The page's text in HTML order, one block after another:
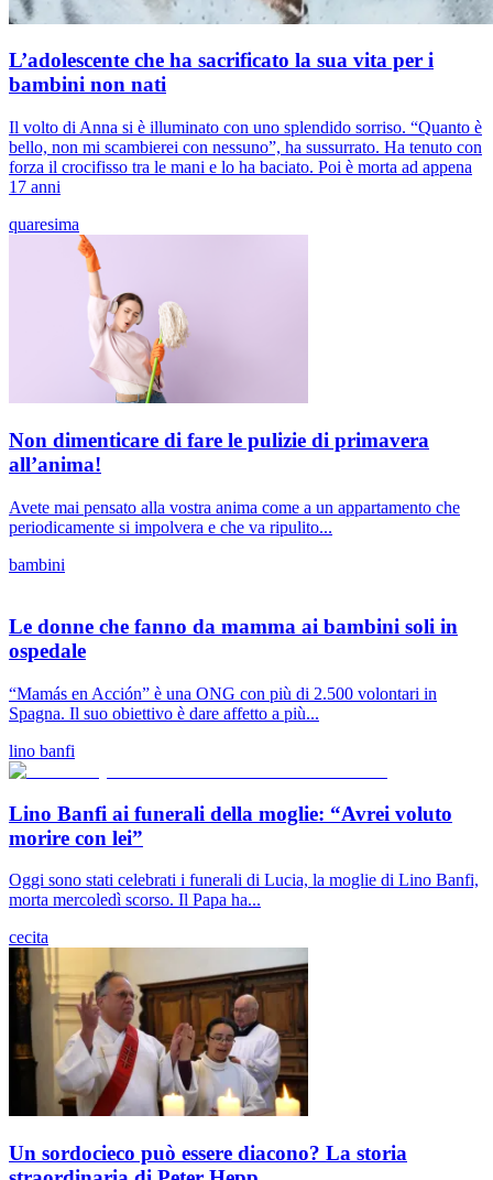
L’adolescente che ha sacrificato la sua vita per i
bambini non nati
Il volto di Anna si è illuminato con uno splendido sorriso. “Quanto è
bello, non mi scambierei con nessuno”, ha sussurrato. Ha tenuto con
forza il crocifisso tra le mani e lo ha baciato. Poi è morta ad appena
17 anni
quaresima
Non dimenticare di fare le pulizie di primavera
all’anima!
Avete mai pensato alla vostra anima come a un appartamento che
periodicamente si impolvera e che va ripulito...
bambini
Le donne che fanno da mamma ai bambini soli in
ospedale
“Mamás en Acción” è una ONG con più di 2.500 volontari in
Spagna. Il suo obiettivo è dare affetto a più...
lino banfi
Lino Banfi ai funerali della moglie: “Avrei voluto
morire con lei”
Oggi sono stati celebrati i funerali di Lucia, la moglie di Lino Banfi,
morta mercoledì scorso. Il Papa ha...
cecita
Un sordocieco può essere diacono? La storia